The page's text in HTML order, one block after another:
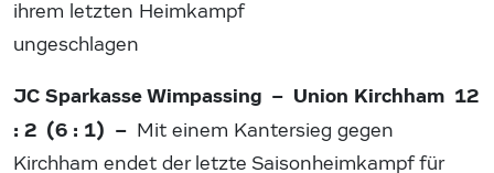
ihrem letzten Heimkampf
ungeschlagen
JC Sparkasse Wimpassing – Union Kirchham 12
: 2 (6 : 1) – Mit einem Kantersieg gegen
Kirchham endet der letzte Saisonheimkampf für